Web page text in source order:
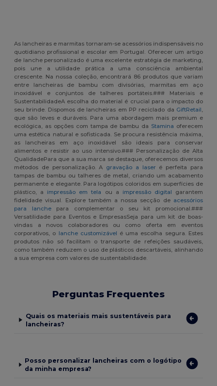
As lancheiras e marmitas tornaram-se acessórios indispensáveis no
quotidiano profissional e escolar em Portugal. Oferecer um artigo
de lanche personalizado é uma excelente estratégia de marketing,
pois une a utilidade prática a uma consciência ambiental
crescente. Na nossa coleção, encontrará 86 produtos que variam
entre lancheiras de bambu com divisórias, marmitas em aço
inoxidável e conjuntos de talheres portáteis.### Materiais e
SustentabilidadeA escolha do material é crucial para o impacto do
seu brinde. Dispomos de lancheiras em PP reciclado da GiftRetail
que são leves e duráveis. Para uma abordagem mais premium e
ecológica, as opções com tampa de bambu da Stamina oferecem
uma estética natural e sofisticada. Se procura resistência máxima,
as lancheiras em aço inoxidável são ideais para conservar
alimentos e resistir ao uso intensivo.### Personalização de Alta
QualidadePara que a sua marca se destaque, oferecemos diversos
métodos de personalização. A gravação a laser é perfeita para
tampas de bambu ou talheres de metal, criando um acabamento
permanente e elegante. Para logótipos coloridos em superfícies de
plástico, a impressão em tela ou a impressão digital garantem
fidelidade visual. Explore também a nossa secção de acessórios
para lanchepara complementar o seu kit promocional.###
Versatilidade para Eventos e EmpresasSeja para um kit de boas-
vindas a novos colaboradores ou como oferta em eventos
corporativos, o lanche customizável é uma escolha segura. Estes
produtos não só facilitam o transporte de refeições saudáveis,
como também reduzem o uso de plásticos descartáveis, alinhando
a sua empresa com valores de sustentabilidade.
Perguntas Frequentes
Quais os materiais mais sustentáveis para
lancheiras?
Posso personalizar lancheiras com o logótipo
da minha empresa?